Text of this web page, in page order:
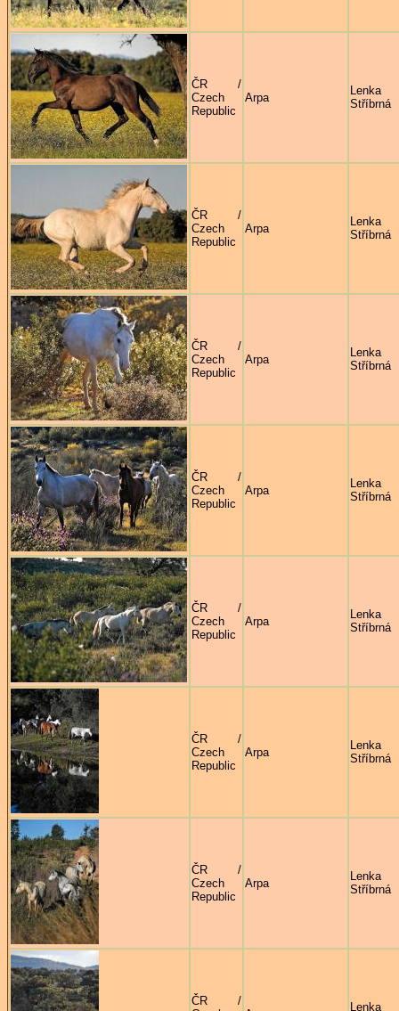
ČR /
Czech
Republic
Arpa
Lenka
Stříbrná
ČR /
Czech
Republic
Arpa
Lenka
Stříbrná
ČR /
Czech
Republic
Arpa
Lenka
Stříbrná
ČR /
Czech
Republic
Arpa
Lenka
Stříbrná
ČR /
Czech
Republic
Arpa
Lenka
Stříbrná
ČR /
Czech
Republic
Arpa
Lenka
Stříbrná
ČR /
Czech
Republic
Arpa
Lenka
Stříbrná
ČR /
Lenka